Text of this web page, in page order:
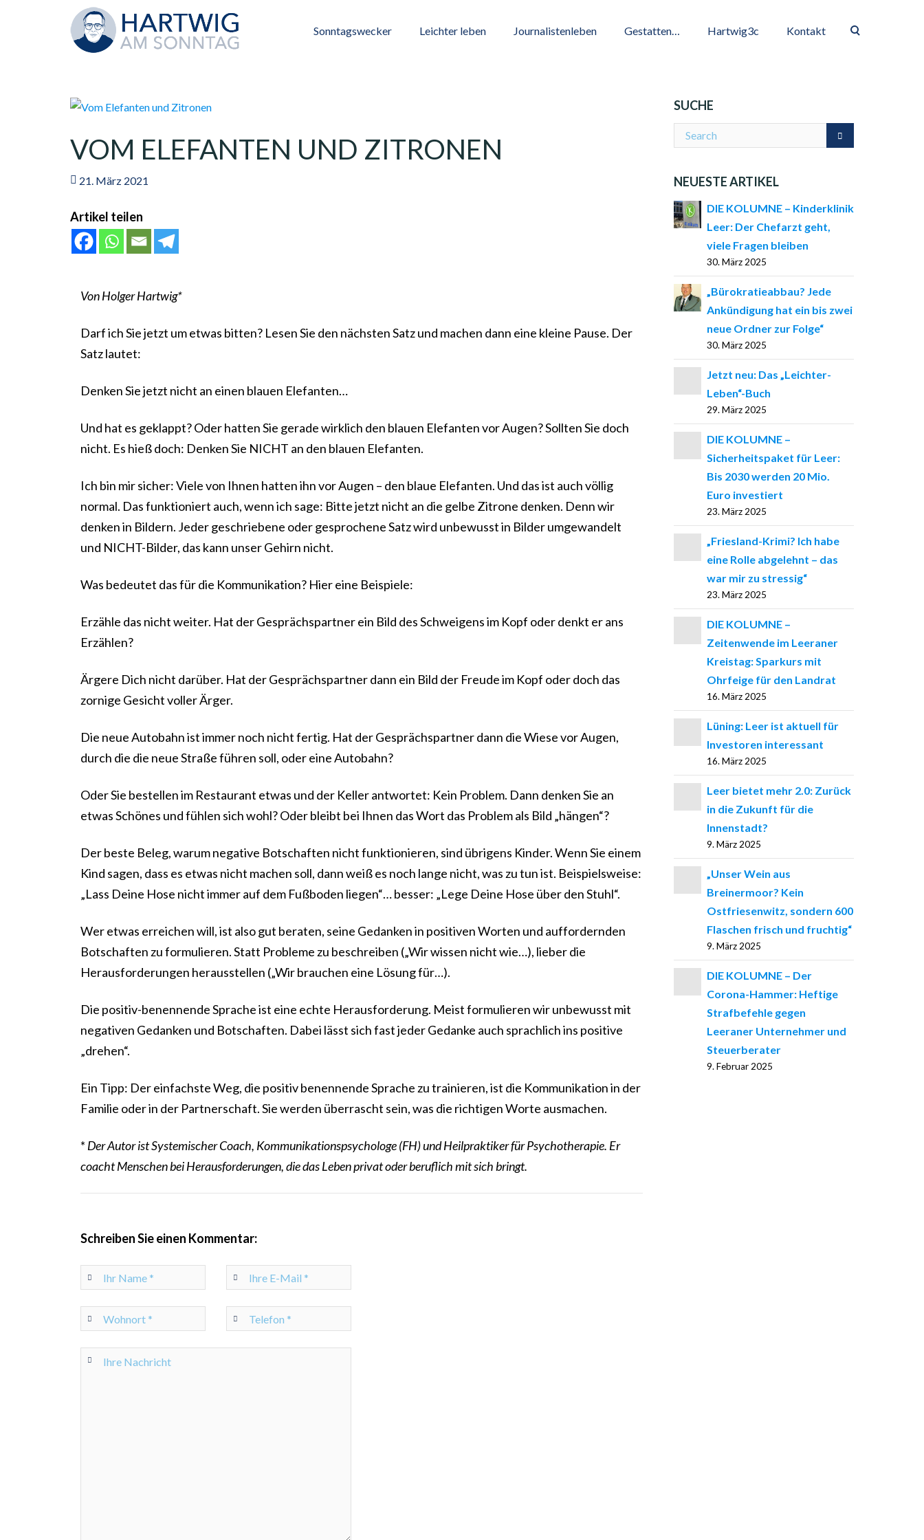
Sonntagswecker Leichter leben Journalistenleben Gestatten… Hartwig3c Kontakt
VOM ELEFANTEN UND ZITRONEN
21. März 2021
Artikel teilen
Von Holger Hartwig*
Darf ich Sie jetzt um etwas bitten? Lesen Sie den nächsten Satz und machen dann eine kleine Pause. Der
Satz lautet:
Denken Sie jetzt nicht an einen blauen Elefanten…
Und hat es geklappt? Oder hatten Sie gerade wirklich den blauen Elefanten vor Augen? Sollten Sie doch
nicht. Es hieß doch: Denken Sie NICHT an den blauen Elefanten.
Ich bin mir sicher: Viele von Ihnen hatten ihn vor Augen – den blaue Elefanten. Und das ist auch völlig
normal. Das funktioniert auch, wenn ich sage: Bitte jetzt nicht an die gelbe Zitrone denken. Denn wir
denken in Bildern. Jeder geschriebene oder gesprochene Satz wird unbewusst in Bilder umgewandelt
und NICHT-Bilder, das kann unser Gehirn nicht.
Was bedeutet das für die Kommunikation? Hier eine Beispiele:
Erzähle das nicht weiter. Hat der Gesprächspartner ein Bild des Schweigens im Kopf oder denkt er ans
Erzählen?
Ärgere Dich nicht darüber. Hat der Gesprächspartner dann ein Bild der Freude im Kopf oder doch das
zornige Gesicht voller Ärger.
Die neue Autobahn ist immer noch nicht fertig. Hat der Gesprächspartner dann die Wiese vor Augen,
durch die die neue Straße führen soll, oder eine Autobahn?
Oder Sie bestellen im Restaurant etwas und der Keller antwortet: Kein Problem. Dann denken Sie an
etwas Schönes und fühlen sich wohl? Oder bleibt bei Ihnen das Wort das Problem als Bild „hängen“?
Der beste Beleg, warum negative Botschaften nicht funktionieren, sind übrigens Kinder. Wenn Sie einem
Kind sagen, dass es etwas nicht machen soll, dann weiß es noch lange nicht, was zu tun ist. Beispielsweise:
„Lass Deine Hose nicht immer auf dem Fußboden liegen“… besser: „Lege Deine Hose über den Stuhl“.
Wer etwas erreichen will, ist also gut beraten, seine Gedanken in positiven Worten und auffordernden
Botschaften zu formulieren. Statt Probleme zu beschreiben („Wir wissen nicht wie…), lieber die
Herausforderungen herausstellen („Wir brauchen eine Lösung für…).
Die positiv-benennende Sprache ist eine echte Herausforderung. Meist formulieren wir unbewusst mit
negativen Gedanken und Botschaften. Dabei lässt sich fast jeder Gedanke auch sprachlich ins positive
„drehen“.
Ein Tipp: Der einfachste Weg, die positiv benennende Sprache zu trainieren, ist die Kommunikation in der
Familie oder in der Partnerschaft. Sie werden überrascht sein, was die richtigen Worte ausmachen.
* Der Autor ist Systemischer Coach, Kommunikationspsychologe (FH) und Heilpraktiker für Psychotherapie. Er
coacht Menschen bei Herausforderungen, die das Leben privat oder beruflich mit sich bringt.
Schreiben Sie einen Kommentar:
SUCHE
NEUESTE ARTIKEL
DIE KOLUMNE – Kinderklinik
Leer: Der Chefarzt geht,
viele Fragen bleiben
30. März 2025
„Bürokratieabbau? Jede
Ankündigung hat ein bis zwei
neue Ordner zur Folge“
30. März 2025
Jetzt neu: Das „Leichter-
Leben“-Buch
29. März 2025
DIE KOLUMNE –
Sicherheitspaket für Leer:
Bis 2030 werden 20 Mio.
Euro investiert
23. März 2025
„Friesland-Krimi? Ich habe
eine Rolle abgelehnt – das
war mir zu stressig“
23. März 2025
DIE KOLUMNE –
Zeitenwende im Leeraner
Kreistag: Sparkurs mit
Ohrfeige für den Landrat
16. März 2025
Lüning: Leer ist aktuell für
Investoren interessant
16. März 2025
Leer bietet mehr 2.0: Zurück
in die Zukunft für die
Innenstadt?
9. März 2025
„Unser Wein aus
Breinermoor? Kein
Ostfriesenwitz, sondern 600
Flaschen frisch und fruchtig“
9. März 2025
DIE KOLUMNE – Der
Corona-Hammer: Heftige
Strafbefehle gegen
Leeraner Unternehmer und
Steuerberater
9. Februar 2025